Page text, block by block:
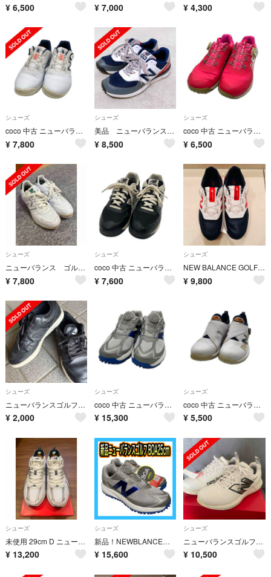
¥ 6,500 ¥ 7,000 ¥ 4,300
シューズ
coco 中古 ニューバランスゴルフ New Balance golf ゴルフシューズ 27cm ホワイト系 シルバーロゴ BOA [UGB574W3]
¥ 7,800
シューズ
美品 ニューバランス ゴルフシューズ 26.5cm スパイクレス ネイビー／白
¥ 8,500
シューズ
coco 中古 ニューバランスゴルフ New Balance golf ゴルフシューズ 24.5cm ピンク ロゴプリント BOA [WGBF574P]
¥ 6,500
シューズ
ニューバランス ゴルフシューズ
¥ 7,800
シューズ
coco 中古 ニューバランスゴルフ New Balance golf ゴルフシューズ 23cm ブラック 574 v3 SL スパイクレス [UGS574N3]
¥ 7,600
シューズ
NEW BALANCE GOLF ゴルフシューズ ボア BOA ネイビー 27
¥ 9,800
シューズ
ニューバランスゴルフシューズ23.5
¥ 2,000
シューズ
coco 中古 ニューバランスゴルフ New Balance golf ゴルフシューズ 25cm グレー×ブルー FuelCell 1001 v5 BOA スパイクレス [UGS1001H]
¥ 15,300
シューズ
coco 中古 ニューバランスゴルフ New Balance golf ゴルフシューズ 23cm ホワイト系 FRESH FOAM 2500 BOA [UGB2500O]
¥ 5,500
シューズ
未使用 29cm D ニューバランスゴルフシューズ UGS530A ホワイト
¥ 13,200
シューズ
新品！NEWBLANCEニューバランス BOAゴルフスパイク25cm ブルー
¥ 15,600
シューズ
ニューバランスゴルフシューズ 23.5cm クリーニング済 インソール未使用
¥ 10,500